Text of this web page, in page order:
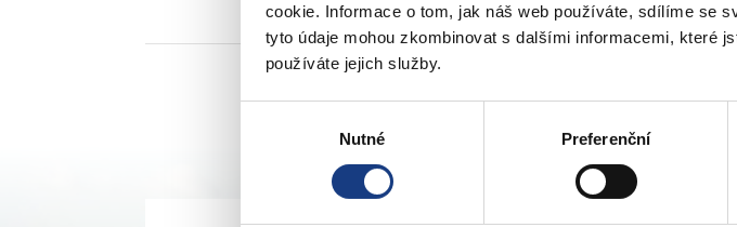
cookie. Informace o tom, jak náš web používáte, sdílíme se
tyto údaje mohou zkombinovat s dalšími informacemi, které
používáte jejich služby.
Nutné Preferenční
5. stránka z celkem 163